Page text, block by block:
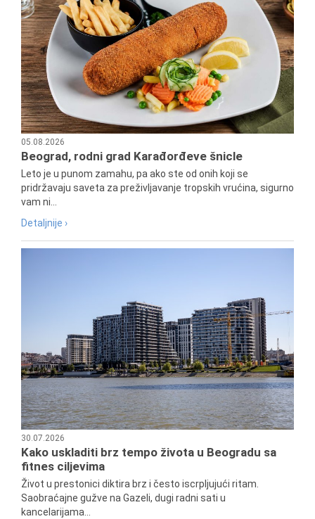
05.08.2026
Beograd, rodni grad Karađorđeve šnicle
Leto je u punom zamahu, pa ako ste od onih koji se
pridržavaju saveta za preživljavanje tropskih vrućina, sigurno
vam ni...
Detaljnije ›
30.07.2026
Kako uskladiti brz tempo života u Beogradu sa
fitnes ciljevima
Život u prestonici diktira brz i često iscrpljujući ritam.
Saobraćajne gužve na Gazeli, dugi radni sati u
kancelarijama...